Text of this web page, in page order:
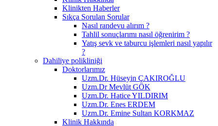
Klinikten Haberler
Sıkça Sorulan Sorular
Nasıl randevu alırım ?
Tahlil sonuçlarımı nasıl öğrenirim ?
Yatış sevk ve taburcu işlemleri nasıl yapılır
?
Dahiliye polikliniği
Doktorlarımız
Uzm.Dr. Hüseyin ÇAKIROĞLU
Uzm.Dr Mevlüt GÖK
Uzm.Dr. Hatice YILDIRIM
Uzm.Dr. Enes ERDEM
Uzm.Dr. Emine Sultan KORKMAZ
Klinik Hakkında